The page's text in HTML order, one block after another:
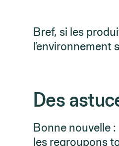
Bref, si les
l’environnement
Des
Bonne nouvelle
les regroupons